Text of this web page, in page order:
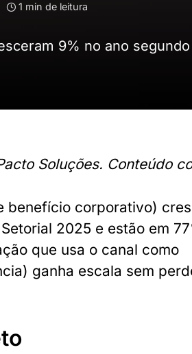
1 min de leitura
9% no ano
Soluções. Conteúdo
benefício corporativo)
2025 e estão em
que usa o canal como
ganha escala sem